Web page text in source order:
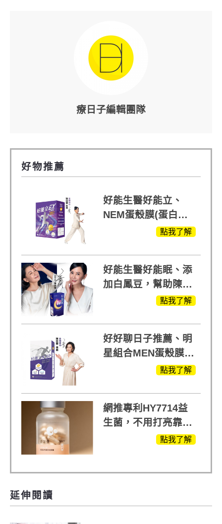
療日子編輯團隊
好物推薦
好能生醫好能立、
NEM蛋殼膜(蛋白聚
醣)關鍵配方，厲害其
點我了解
好能生醫好能眠、添
加白鳳豆，幫助陳亞
蘭入睡的力量點我了解
好好聊日子推薦、明
星組合MEN蛋殼膜
(蛋白聚醣)+UCII，超
點我了解
網推專利HY7714益
生菌，不用打亮靠養
點我了解
延伸閱讀